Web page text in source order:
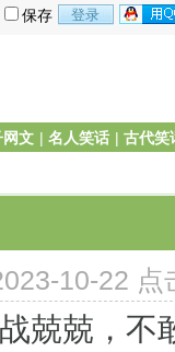
保存
网文 | 名人笑话 | 古代笑
10-22 点
兢兢，不